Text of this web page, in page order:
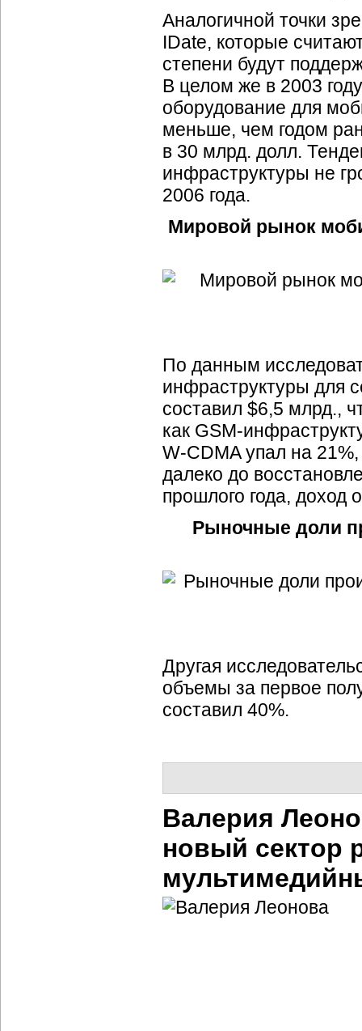
Аналогичной точки
IDate, которые
степени будут
В целом же в 2003
оборудование для
меньше, чем годом
в 30 млрд. долл.
инфраструктуры не
2006 года.
Мировой рынок
По данным
инфраструктуры для
составил $6,5 млрд.,
как GSM-
W-CDMAупал на
далеко до
прошлого года, доход
Рыночные доли
Другая
объемы за первое
составил 40%.
Валерия
новый сектор